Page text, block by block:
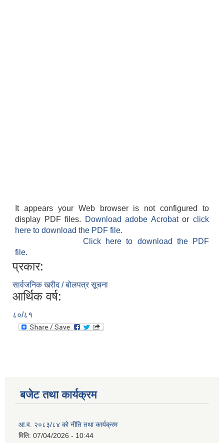
It appears your Web browser is not configured to
display PDF files.
Download adobe Acrobatorclick
here to download the PDF file.
Click here to download the PDF
file.
प्रकार:
सार्वजनिक खरीद / बोलपत्र सूचना
आर्थिक वर्ष:
८०/८१
बजेट तथा कार्यक्रम
आ.व. २०८३/८४ को नीति तथा कार्यक्रम
मिति: 07/04/2026 - 10:44